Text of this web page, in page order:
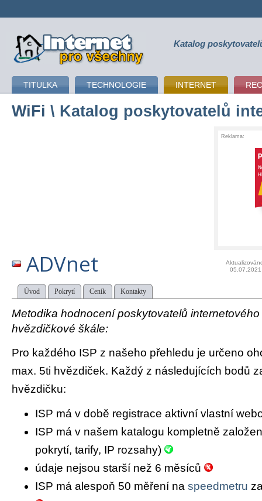
připojení k internetu Katalog
TITULKA TECHNOLOGIE INTERNET
WiFi \ Katalog poskytovatelů
Reklama:
ADVnet
05.07.2021
Úvod Pokrytí Ceník Kontakty
Metodika hodnocení poskytovatelů
hvězdičkové škále:
Pro každého ISP z našeho přehledu je určeno
max. 5ti hvězdiček. Každý z následujících bodů
hvězdičku:
ISP má v době registrace aktivní vlastní
ISP má v našem katalogu kompletně
pokrytí, tarify, IP rozsahy)
údaje nejsou starší než 6 měsíců
ISP má alespoň 50 měření na speedmetru